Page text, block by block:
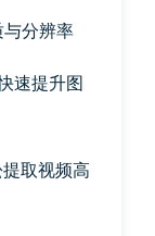
分辨率
速提升图
取视频高